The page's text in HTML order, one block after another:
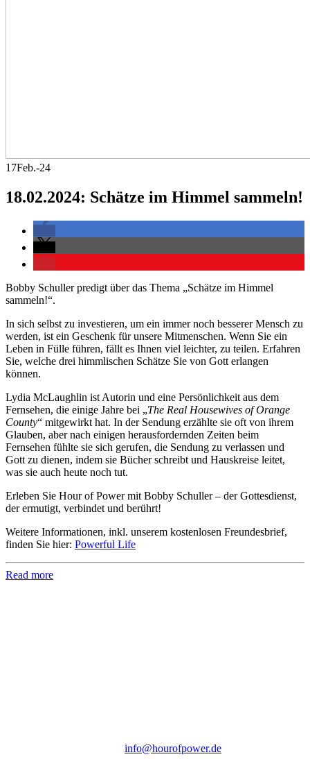
17Feb.-24
18.02.2024: Schätze im Himmel sammeln!
Bobby Schuller predigt über das Thema „Schätze im Himmel
sammeln!“.
In sich selbst zu investieren, um ein immer noch besserer Mensch zu
werden, ist ein Geschenk für unsere Mitmenschen. Wenn Sie ein
Leben in Fülle führen, fällt es Ihnen viel leichter, zu teilen. Erfahren
Sie, welche drei himmlischen Schätze Sie von Gott erlangen
können.
Lydia McLaughlin ist Autorin und eine Persönlichkeit aus dem
Fernsehen, die einige Jahre bei „The Real Housewives of Orange
County“ mitgewirkt hat. In der Sendung erzählte sie oft von ihrem
Glauben, aber nach einigen herausfordernden Zeiten beim
Fernsehen fühlte sie sich gerufen, die Sendung zu verlassen und
Gott zu dienen, indem sie Bücher schreibt und Hauskreise leitet,
was sie auch heute noch tut.
Erleben Sie Hour of Power mit Bobby Schuller – der Gottesdienst,
der ermutigt, verbindet und berührt!
Weitere Informationen, inkl. unserem kostenlosen Freundesbrief,
finden Sie hier: Powerful Life
Read more
info@hourofpower.de